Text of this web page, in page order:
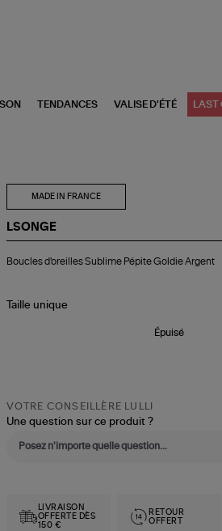
TENDANCES VALISE D'ÉTÉ
MADE IN FRANCE
LSONGE
d'oreilles
Goldie
Boucles d'oreilles Sublime Pépite Goldie Argent
Taille unique
Épuisé
VOTRE CONSEILLÈRE LULLI
Une question sur ce produit ?
LIVRAISON
OFFERTE DÈS
150 €
RETOUR
OFFERT